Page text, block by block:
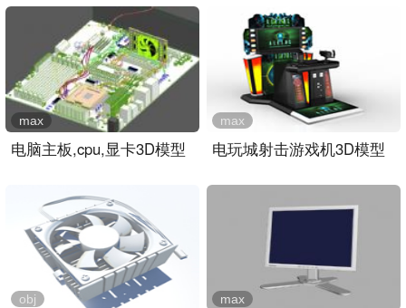
电脑主板,cpu,显卡3D模型
max
电玩城射击游戏机3D模型
max
obj max